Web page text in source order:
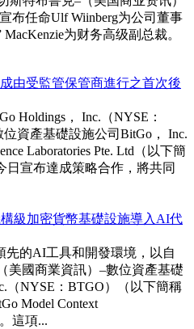
布任命Ulf Wiinberg为公司董事
为财务高级副总裁。
成由受監管保管商進行之首次後
Holdings， Inc.（NYSE：
資產基礎設施公司BitGo， Inc.
Laboratories Pte. Ltd（以下簡
日宣布達成策略合作，將共同
級加密貨幣基礎設施導入AI代
先的AI工具和開發環境，以自
美國商業資訊）–數位資產基礎
（NYSE：BTGO）（以下簡稱
Model Context
這項...